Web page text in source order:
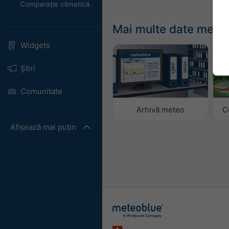
Comparație climatică
Widgets
Știri
Comunitate
Afișează mai puțin
Mai multe date meteo
Arhivă meteo